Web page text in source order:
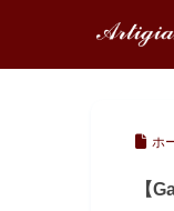
ホ
【